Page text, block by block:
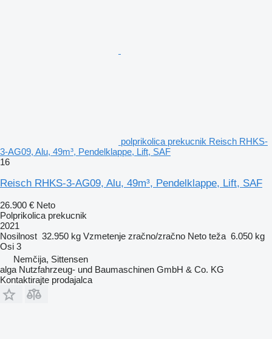
polprikolica prekucnik Reisch RHKS-
3-AG09, Alu, 49m³, Pendelklappe, Lift, SAF
16
Reisch RHKS-3-AG09, Alu, 49m³, Pendelklappe, Lift, SAF
26.900 € Neto
Polprikolica prekucnik
2021
Nosilnost 32.950 kg Vzmetenje zračno/zračno Neto teža 6.050 kg
Osi 3
Nemčija, Sittensen
alga Nutzfahrzeug- und Baumaschinen GmbH & Co. KG
Kontaktirajte prodajalca